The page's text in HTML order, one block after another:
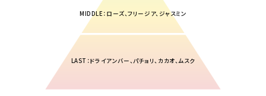
MIDDLE：ローズ、フリージア、ジャスミン
LAST：ドライアンバー、パチョリ、カカオ、ムスク